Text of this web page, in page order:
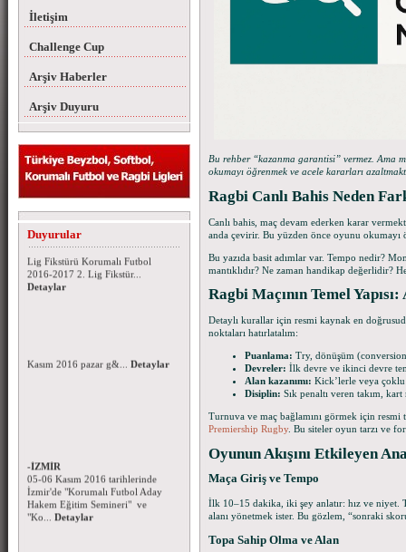
İletişim
Challenge Cup
Arşiv Haberler
Arşiv Duyuru
Duyurular
Korumalı Futbol 2016-2017 Lig
Korumalı Futbol 2016-2017 1.
Lig Fikstürü Korumalı Futbol
2016-2017 2. Lig Fikstür...
Detaylar
2017 Sezonu Kura Çekimi
Korumalı Futbol 1. ve 2. ligi 2016
- 2017 sezonu fikstür çekimi 06
Kasım 2016 pazar g&...Detaylar
05-06 Kasım 2016 tarihlerinde
İzmir'de "Korumalı Futbol Aday
Hakem Eğitim Semineri" ve
"Ko...Detaylar
Bu rehber “kazanma garantisi” vermez. Ama
okumayı öğrenmek ve acele kararları
Ragbi Canlı Bahis Neden
Canlı bahis, maç devam ederken karar
anda çevirir. Bu yüzden önce oyunu okumayı
Bu yazıda basit adımlar var. Tempo nedir?
mantıklıdır? Ne zaman handikap değerlidir?
Ragbi Maçının Temel
Detaylı kurallar için resmi kaynak en
noktaları hatırlatalım:
Puanlama: Try, dönüşüm
Devreler: İlk devre ve ikinci devre
Alan kazanımı: Kick’lerle veya çoklu
Disiplin: Sık penaltı veren takım,
Turnuva ve maç bağlamını görmek için
Premiership Rugby. Bu siteler oyun tarzı ve
Oyunun Akışını Etkileyen
Maça Giriş ve Tempo
İlk 10–15 dakika, iki şey anlatır: hız ve niyet.
alanı yönetmek ister. Bu gözlem, “sonraki
Topa Sahip Olma ve Alan